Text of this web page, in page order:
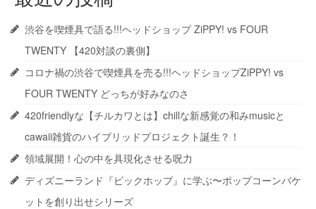
渋谷を喫煙具で語る!!!ヘッドショップ ZiPPY! vs FOUR
TWENTY 【420対談の裏側】
コロナ禍の渋谷で喫煙具を売る!!!ヘッドショップZiPPY! vs
FOUR TWENTY どっちが好みなのさ
420friendlyな【チルカワとは】chillな新感覚の和みmusicと
cawaii雑貨のハイブリッドプロジェクト誕生？！
領域展開！心の中を具現化させる呪力
ディズニーランド『ビックホップ』に学ぶ〜ポップコーンバケ
ットを創り出せシリーズ